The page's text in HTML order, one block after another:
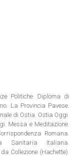
Politiche. Diploma di
La Provincia Pavese.
di Ostia. Ostia Oggi.
Messa e Meditazione.
Romana.
Sanitaria Italiana.
Collezione (Hachette).